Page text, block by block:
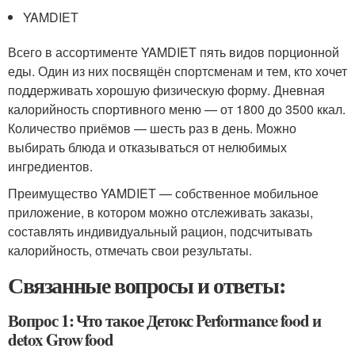
YAMDIET
Всего в ассортименте YAMDIET пять видов порционной
еды. Один из них посвящён спортсменам и тем, кто хочет
поддерживать хорошую физическую форму. Дневная
калорийность спортивного меню — от 1800 до 3500 ккал.
Количество приёмов — шесть раз в день. Можно
выбирать блюда и отказываться от нелюбимых
ингредиентов.
Преимущество YAMDIET — собственное мобильное
приложение, в котором можно отслеживать заказы,
составлять индивидуальный рацион, подсчитывать
калорийность, отмечать свои результаты.
Связанные вопросы и ответы:
Вопрос 1: Что такое Детокс Performance food и
detox Grow food